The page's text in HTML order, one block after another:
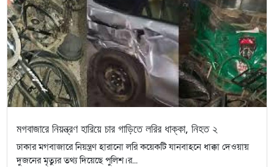
মগবাজারে নিয়ন্ত্রণ হারিয়ে চার গাড়িতে লরির ধাক্কা, নিহত ২
ঢাকার মগবাজারে নিয়ন্ত্রণ হারানো লরি কয়েকটি যানবাহনে ধাক্কা দেওয়ায়
দুজনের মৃত্যুর তথ্য দিয়েছে পুলিশ।র...